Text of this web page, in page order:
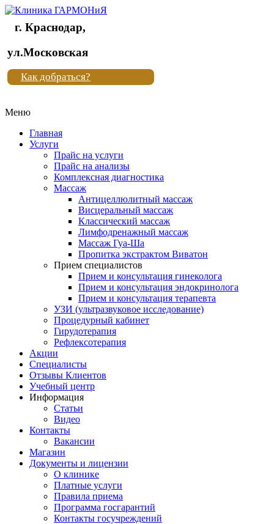
Клиника
"Новая
жизнь"
Клиника
жизнь"
г. Краснодар,
ул.Московская
Как добраться?
Меню
Главная
Услуги
Прайс на услуги
Прайс на анализы
Комплексная диагностика
Массаж
Антицеллюлитный массаж
Висцеральный массаж
Классический массаж
Лимфодренажный массаж
Массаж Гуа-Ша
Пропитка экстрактом Виватон
Прием специалистов
Прием и консультация гинеколога
Прием и консультация эндокринолога
Прием и консультация терапевта
УЗИ (ультразвуковое исследование)
Процедурный кабинет
Гирудотерапия
Рефлексотерапия
Акции
Специалисты
Отзывы Клиентов
Учебный центр
Информация
Статьи
Видео
Контакты
Вакансии
Магазин
Документы и лицензии
О клинике
Платные услуги
Правила приема
Программа госгарантий
Контакты госучреждений